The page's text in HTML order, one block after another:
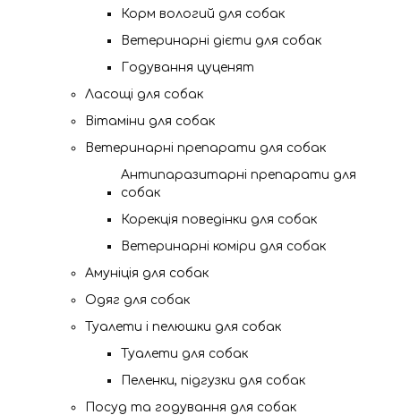
Корм вологий для собак
Ветеринарні дієти для собак
Годування цуценят
Ласощі для собак
Вітаміни для собак
Ветеринарні препарати для собак
Антипаразитарні препарати для
собак
Корекція поведінки для собак
Ветеринарні коміри для собак
Амуніція для собак
Одяг для собак
Туалети і пелюшки для собак
Туалети для собак
Пеленки, підгузки для собак
Посуд та годування для собак